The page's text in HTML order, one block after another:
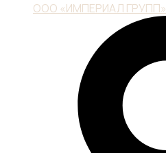
ООО «ИМПЕРИАЛ ГРУПП»